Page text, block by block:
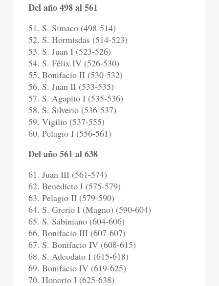
Del año 498 al 561
51. S. Simaco (498-514)
52. S. Hormisdas (514-523)
53. S. Juan I (523-526)
54. S. Félix IV (526-530)
55. Bonifacio II (530-532)
56. S. Juan II (533-535)
57. S. Agapito I (535-536)
58. S. Silverio (536-537)
59. Vigilio (537-555)
60. Pelagio I (556-561)
Del año 561 al 638
61. Juan III (561-574)
62. Benedicto I (575-579)
63. Pelagio II (579-590)
64. S. Grerio I (Magno) (590-604)
65. S. Sabiniano (604-606)
66. Bonifacio III (607-607)
67. S. Bonifacio IV (608-615)
68. S. Adeodato I (615-618)
69. Bonifacio IV (619-625)
70. Honorio I (625-638)